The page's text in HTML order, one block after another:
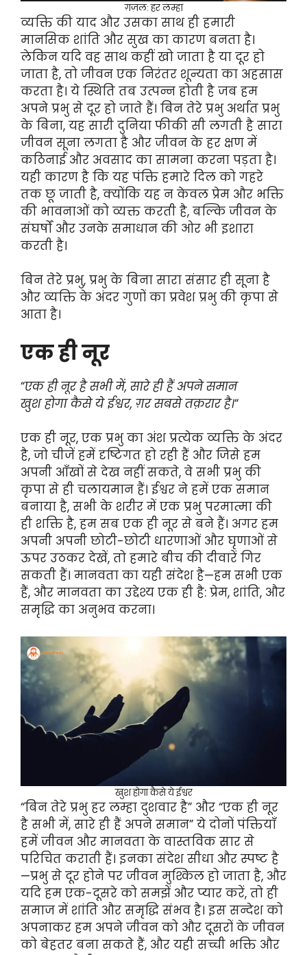
ग़ज़ल: हर लम्हा
व्यक्ति की याद और उसका साथ ही हमारी
मानसिक शांति और सुख का कारण बनता है।
लेकिन यदि वह साथ कहीं खो जाता है या दूर हो
जाता है, तो जीवन एक निरंतर शून्यता का अहसास
करता है। ये स्थिति तब उत्पन्न होती है जब हम
अपने प्रभु से दूर हो जाते हैं। बिन तेरे प्रभु अर्थात प्रभु
के बिना, यह सारी दुनिया फीकी सी लगती है सारा
जीवन सूना लगता है और जीवन के हर क्षण में
कठिनाई और अवसाद का सामना करना पड़ता है।
यही कारण है कि यह पंक्ति हमारे दिल को गहरे
तक छू जाती है, क्योंकि यह न केवल प्रेम और भक्ति
की भावनाओं को व्यक्त करती है, बल्कि जीवन के
संघर्षों और उनके समाधान की ओर भी इशारा
करती है।
बिन तेरे प्रभु, प्रभु के बिना सारा संसार ही सूना है
और व्यक्ति के अंदर गुणों का प्रवेश प्रभु की कृपा से
आता है।
एक ही नूर
“एक ही नूर है सभी में, सारे ही हैं अपने समान
खुश होगा कैसे ये ईश्वर, ग़र सबसे तक़रार है।“
एक ही नूर, एक प्रभु का अंश प्रत्येक व्यक्ति के अंदर
है, जो चीजें हमें दृष्टिगत हो रही हैं और जिसे हम
अपनी आँखों से देख नहीं सकते, वे सभी प्रभु की
कृपा से ही चलायमान हैं। ईश्वर ने हमें एक समान
बनाया है, सभी के शरीर में एक प्रभु परमात्मा की
ही शक्ति है, हम सब एक ही नूर से बने हैं। अगर हम
अपनी अपनी छोटी-छोटी धारणाओं और घृणाओं से
ऊपर उठकर देखें, तो हमारे बीच की दीवारें गिर
सकती हैं। मानवता का यही संदेश है—हम सभी एक
हैं, और मानवता का उद्देश्य एक ही है: प्रेम, शांति, और
समृद्धि का अनुभव करना।
खुश होगा कैसे ये ईश्वर
“बिन तेरे प्रभु हर लम्हा दुशवार है” और “एक ही नूर
है सभी में, सारे ही हैं अपने समान” ये दोनों पंक्तियाँ
हमें जीवन और मानवता के वास्तविक सार से
परिचित कराती हैं। इनका संदेश सीधा और स्पष्ट है
—प्रभु से दूर होने पर जीवन मुश्किल हो जाता है, और
यदि हम एक-दूसरे को समझें और प्यार करें, तो ही
समाज में शांति और समृद्धि संभव है। इस सन्देश को
अपनाकर हम अपने जीवन को और दूसरों के जीवन
को बेहतर बना सकते हैं, और यही सच्ची भक्ति और